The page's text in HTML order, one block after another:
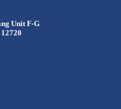
Unit F-G